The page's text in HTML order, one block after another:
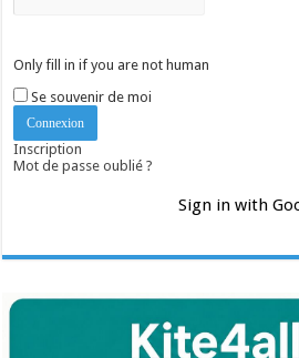
Only fill in if you are not human
Se souvenir de moi
Inscription
Mot de passe oublié ?
Sign in with